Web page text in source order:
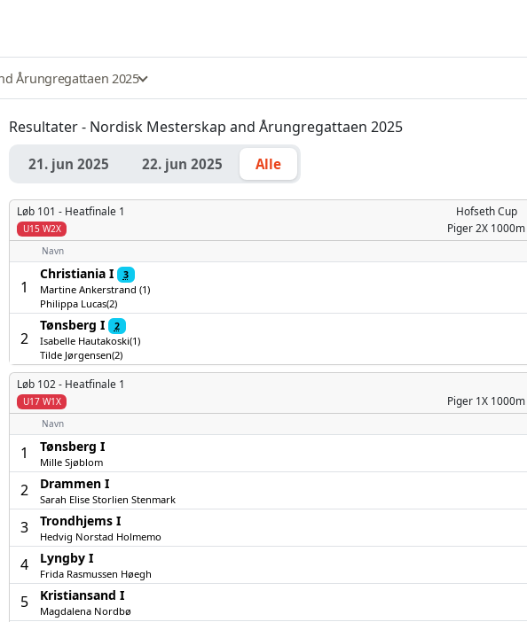
Årungregattaen 2025
Resultater - Nordisk Mesterskap and Årungregattaen 2025
21. jun 2025 22. jun 2025 Alle
Løb 101 - Heatfinale 1 Hofseth Cup
U15 W2X Piger2X 1000m
Navn
1
Christiania I 3
Martine Ankerstrand (1)
Philippa Lucas(2)
2
Tønsberg I 2
Isabelle Hautakoski(1)
Tilde Jørgensen(2)
Løb 102 - Heatfinale 1
U17 W1X Piger 1X 1000m
Navn
1 Tønsberg I
Mille Sjøblom
2 Drammen I
Sarah Elise Storlien Stenmark
3 Trondhjems I
Hedvig Norstad Holmemo
4 Lyngby I
Frida Rasmussen Høegh
5 Kristiansand I
Magdalena Nordbø